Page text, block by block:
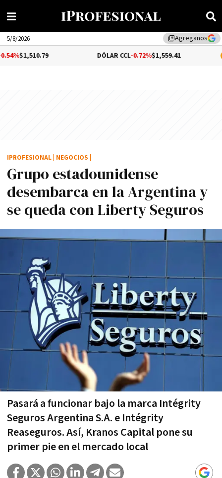
library_addAgreganos
5/8/2026
-0.72%$1,559.41
Grupo estadounidense
desembarca en la Argentina y
se queda con Liberty Seguros
Pasará a funcionar bajo la marca Intégrity
Seguros Argentina S.A. e Intégrity
Reaseguros. Así, Kranos Capital pone su
primer pie en el mercado local
IPROFESIONAL NEGOCIOS